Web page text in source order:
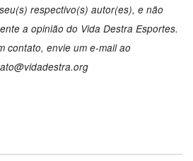
respectivo(s) autor(es), e não
a opinião do Vida Destra Esportes.
contato, envie um e-mail ao